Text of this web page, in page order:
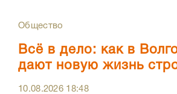
Общество
Всё в дело: как в
дают новую жизнь
10.08.2026 18:48